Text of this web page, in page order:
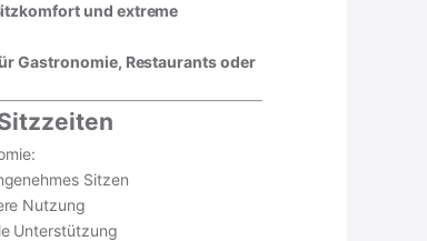
und extreme
Gastronomie, Restaurants oder
Sitzen
Nutzung
Unterstützung